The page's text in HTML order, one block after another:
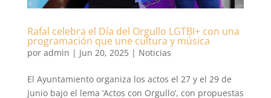
Rafal celebra el Día del Orgullo LGTBI+ con una
programación que une cultura y música
por admin | Jun 20, 2025| Noticias
El Ayuntamiento organiza los actos el 27 y el 29 de
junio bajo el lema ‘Actos con Orgullo’, con propuestas